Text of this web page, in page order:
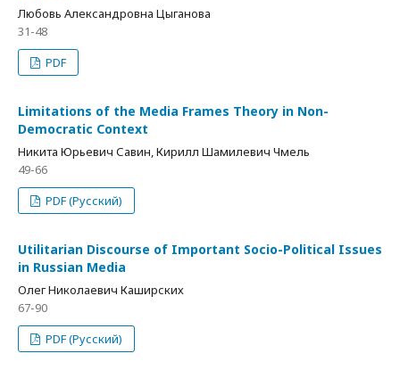
Любовь Александровна Цыганова
31-48
PDF
Limitations of the Media Frames Theory in Non-
Democratic Context
Никита Юрьевич Савин, Кирилл Шамилевич Чмель
49-66
PDF (Русский)
Utilitarian Discourse of Important Socio-Political Issues
in Russian Media
Олег Николаевич Каширских
67-90
PDF (Русский)